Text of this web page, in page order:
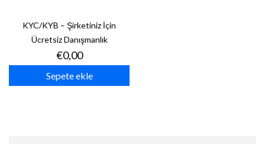
KYC/KYB – Şirketiniz İçin
Ücretsiz Danışmanlık
Fiyat
€0,00
Sepete ekle